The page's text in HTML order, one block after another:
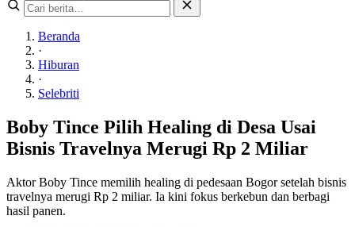
Beranda
·
Hiburan
·
Selebriti
Boby Tince Pilih Healing di Desa Usai
Bisnis Travelnya Merugi Rp 2 Miliar
Aktor Boby Tince memilih healing di pedesaan Bogor setelah bisnis
travelnya merugi Rp 2 miliar. Ia kini fokus berkebun dan berbagi
hasil panen.